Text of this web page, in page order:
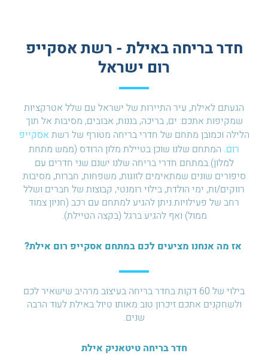
חדר בריחה באילת - רשת אסקייפ
רום ישראל
הגעתם לאילת, עיר התיירות של ישראל עם שלל אטרקציות
שמקיפות אתכם: ים, בריכה, בננות, אבובים, מסיבות אל תוך
הלילה וכמובן מתחם של חדרי בריחה מטורף של רשת אסקייפ
רום. המתחם שלנו שוכן בטיילת מלון הרודס (ממש מתחת
למלון).במתחם חדרי בריחה שלנו ישנם שני חדרים עם
סיפורים שונים שמתאימים לזוגות, משפחות, חברות, מסיבות
רווקים/ות, ימי הולדת, בילוי רומנטי, קבוצות של חברים ושלל
רחב של פעילויות.ניתן להגיע למתחם עם רכב (חניון צמוד
ממול) ואף להגיע ברגל (בקצה הטיילת).
אז מה אנחנו מציעים לכם במתחם אסקייפ רום אילת?
בילוי של 60 דקות בחדר בריחה בעיצוב מרהיב שישאיר לכם
ולשחקנים אתכם זיכרון טוב מאותו טיול באילת לעוד הרבה
שנים.
חדר בריחה טיטאניק אילת